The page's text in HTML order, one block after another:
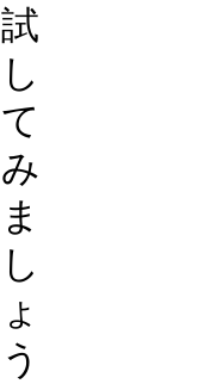
試
し
て
み
ま
し
ょ
う